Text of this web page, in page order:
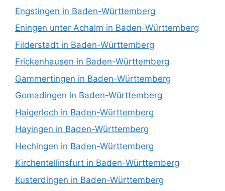
Engstingen in Baden-Württemberg
Eningen unter Achalm in Baden-Württemberg
Filderstadt in Baden-Württemberg
Frickenhausen in Baden-Württemberg
Gammertingen in Baden-Württemberg
Gomadingen in Baden-Württemberg
Haigerloch in Baden-Württemberg
Hayingen in Baden-Württemberg
Hechingen in Baden-Württemberg
Kirchentellinsfurt in Baden-Württemberg
Kusterdingen in Baden-Württemberg